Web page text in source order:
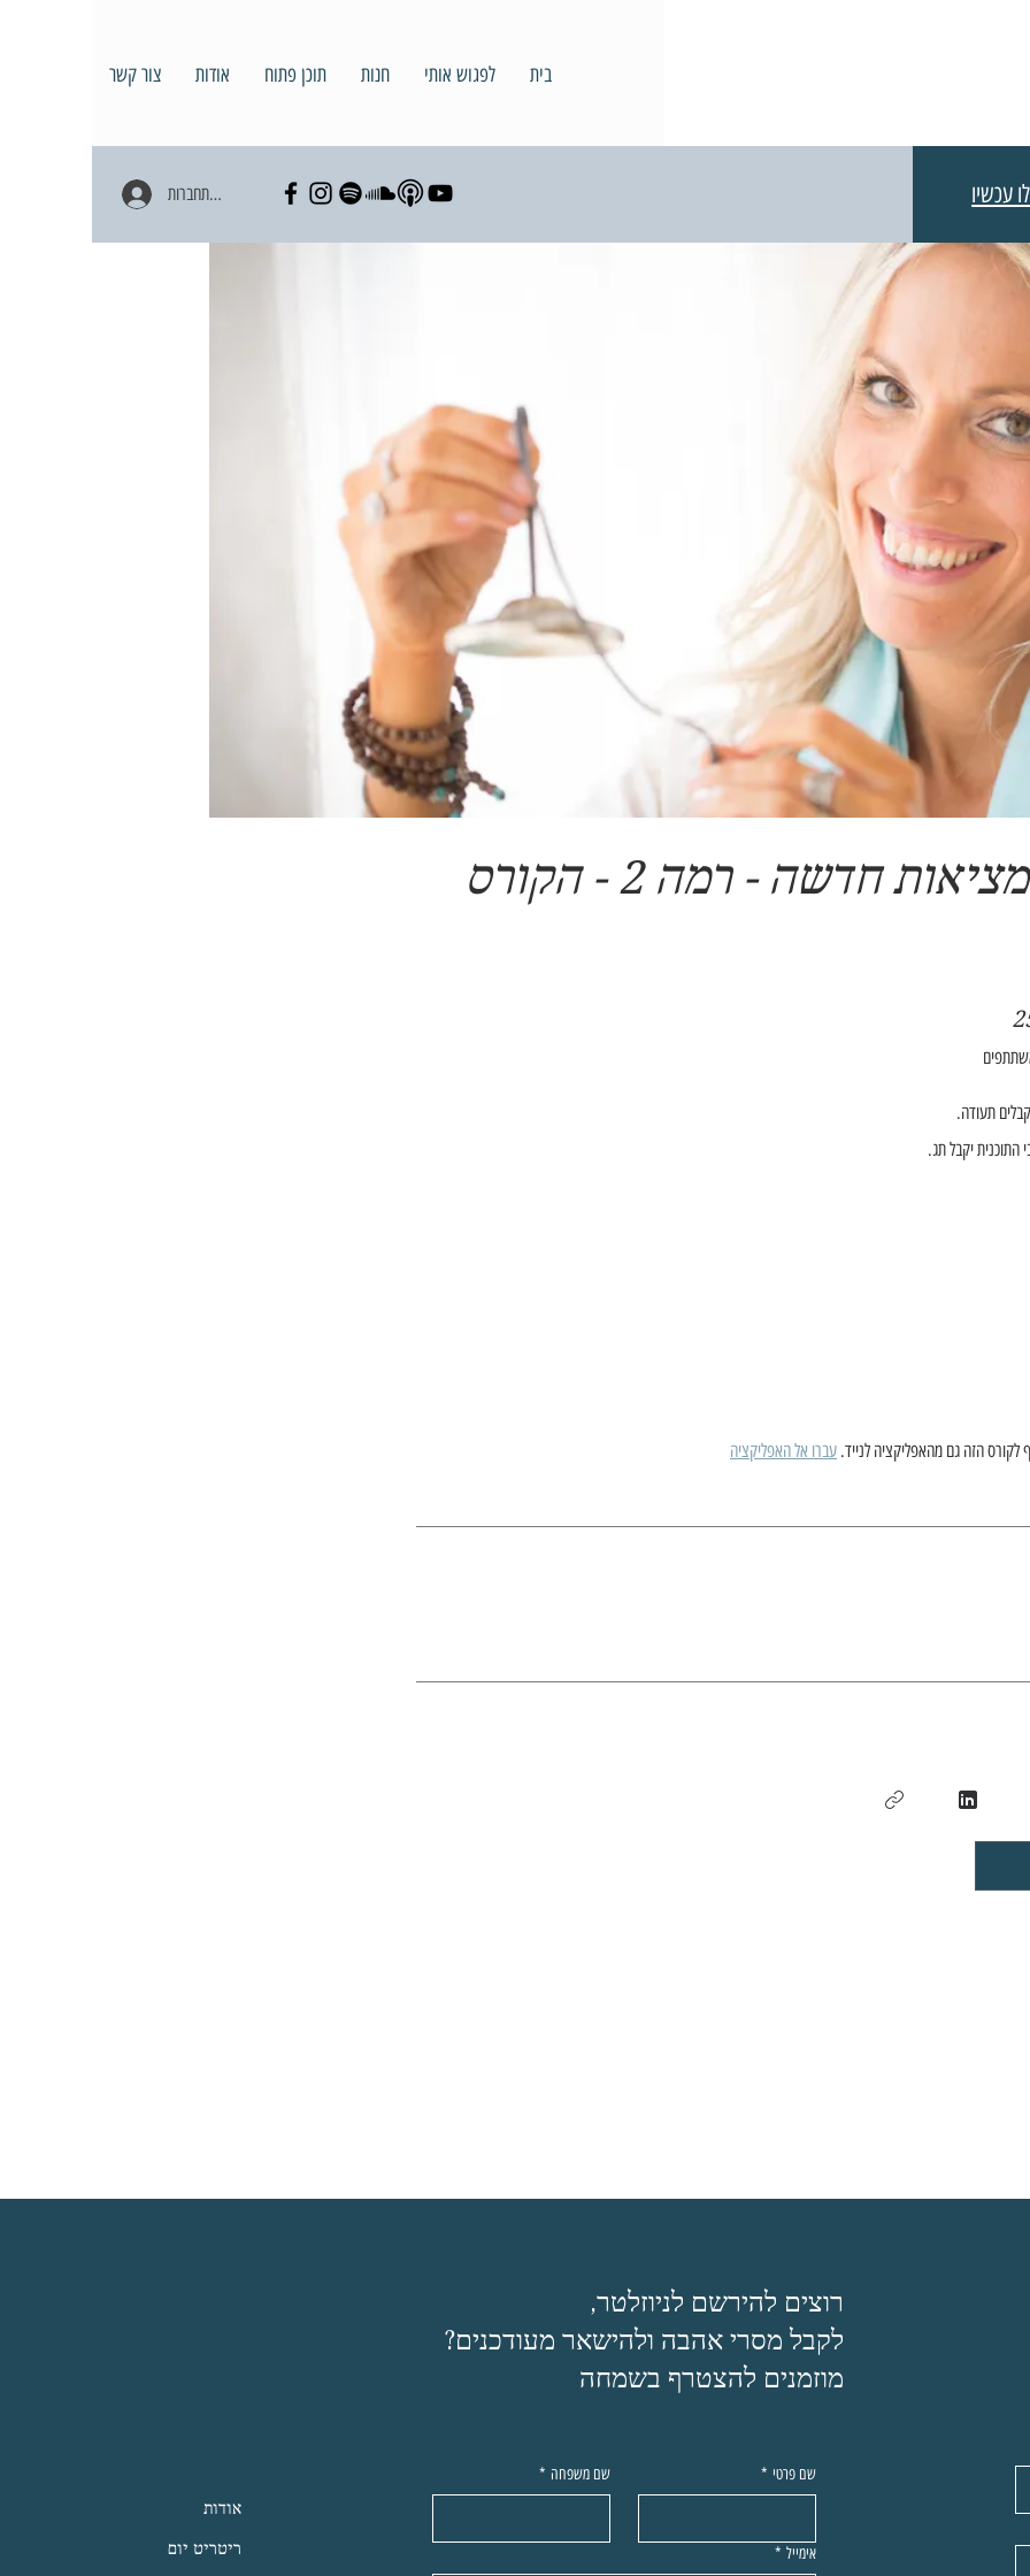
בית לפגוש אותי חנות תוכן פתוח אודות צור קשר
להתחברות עכשיו
מייצרים מציאות חדשה - רמה 2 - הקורס
תעודה.
התוכנית יקבל תג.
לקורס הזה גם מהאפליקציה לנייד. עברו אל האפליקציה
אודות
ריטריט יום
רוצים להירשם לניוזלטר,
לקבל מסרי אהבה ולהישאר מעודכנים?
מוזמנים להצטרף בשמחה
שם פרטי * שם משפחה *
אימייל *